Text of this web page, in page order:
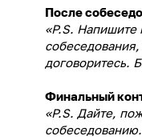
После
«P.S. Напишите
договоритесь.
Финальный
«P.S. Дайте,
собеседованию.